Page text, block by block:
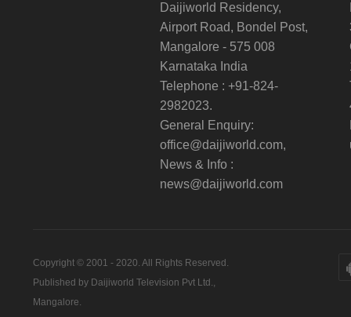
Daijiworld Residency,
Airport Road, Bondel Post,
Mangalore - 575 008
Karnataka India
Telephone : +91-824-
2982023.
General Enquiry:
office@daijiworld.com,
News & Info :
news@daijiworld.com
Copyright © 2001 - 2020. All Rights Reserved.
Published by Daijiworld Television Pvt Ltd.,
Mangalore.